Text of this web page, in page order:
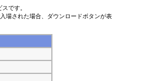
です。
場された場合、ダウンロードボタンが表